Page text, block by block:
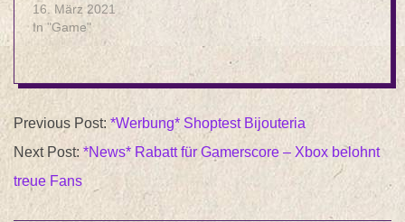
16. März 2021
In "Game"
2015-
06-
01
Previous Post: *Werbung* Shoptest Bijouteria
Next Post: *News* Rabatt für Gamerscore – Xbox belohnt
treue Fans